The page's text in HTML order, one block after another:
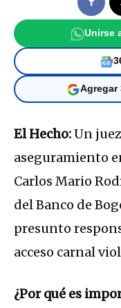
Unirse
Agregar
El Hecho:Un
aseguramiento
Carlos Mario
del Banco de
presunto
acceso carnal
¿Por qué es